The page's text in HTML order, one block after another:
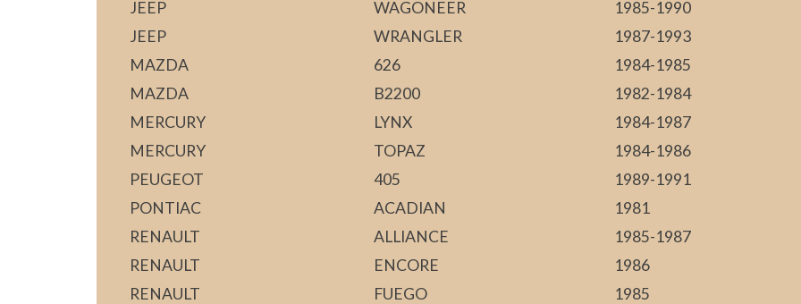
JEEP
WAGONEER
1985-1990
JEEP
WRANGLER
1987-1993
MAZDA
626
1984-1985
MAZDA
B2200
1982-1984
MERCURY
LYNX
1984-1987
MERCURY
TOPAZ
1984-1986
PEUGEOT
405
1989-1991
PONTIAC
ACADIAN
1981
RENAULT
ALLIANCE
1985-1987
RENAULT
ENCORE
1986
RENAULT
FUEGO
1985